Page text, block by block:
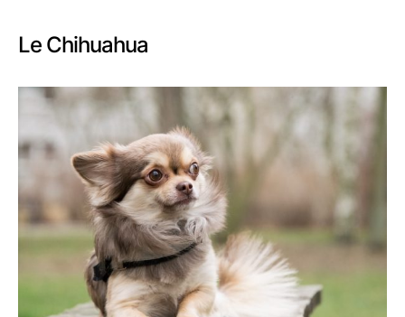
Le Chihuahua